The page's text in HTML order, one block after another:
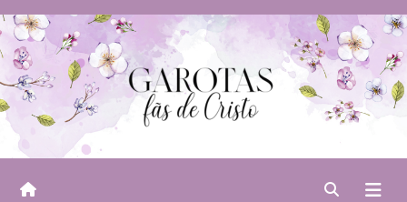
Skip
to
content